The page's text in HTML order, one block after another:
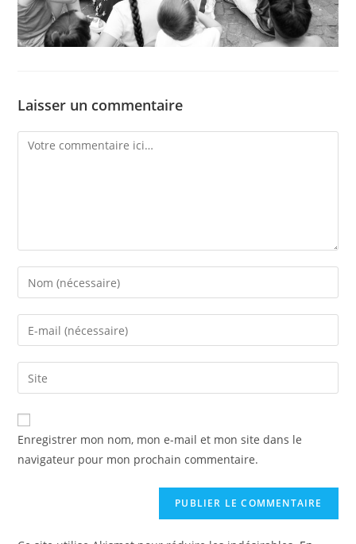
Laisser un commentaire
Comment
Enter
your
name
comment
Enter
your
email
address
comment
Enter
your
website
URL
(optional)
Enregistrer mon nom, mon e-mail et mon site dans le
navigateur pour mon prochain commentaire.